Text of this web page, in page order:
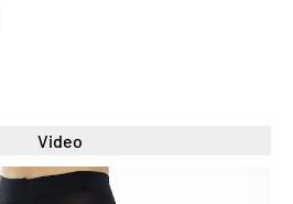
Video